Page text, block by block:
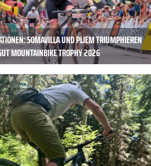
SOMAVILLA UND PLIEM TRIUMPHIEREN
MOUNTAINBIKE TROPHY 2026